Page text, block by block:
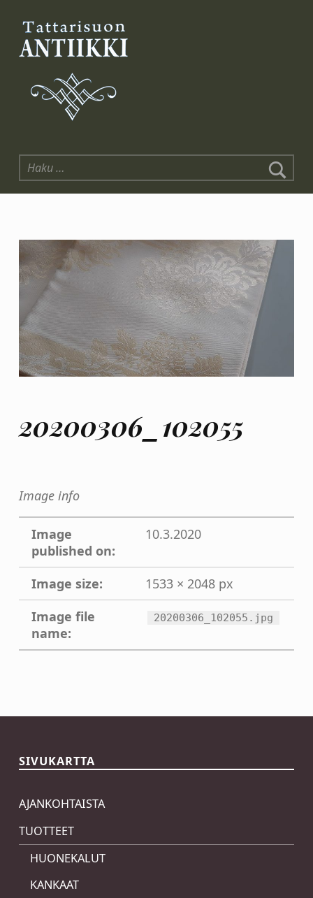
Tattarisuon Antiikki
Haku:
20200306_102055
Image info
Image
published on:
10.3.2020
Image size:
1533 × 2048 px
Image file
name:
20200306_102055.jpg
SIVUKARTTA
AJANKOHTAISTA
TUOTTEET
HUONEKALUT
KANKAAT